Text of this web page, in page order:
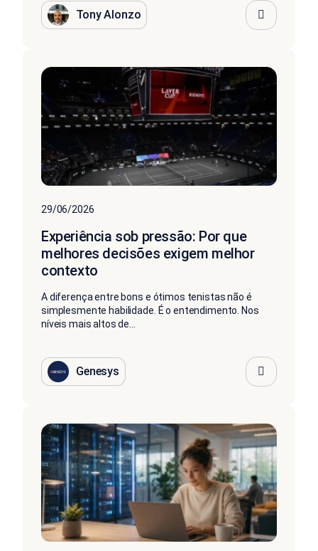
Tony Alonzo
29/06/2026
Experiência sob pressão: Por que
melhores decisões exigem melhor
contexto
A diferença entre bons e ótimos tenistas não é
simplesmente habilidade. É o entendimento. Nos
níveis mais altos de...
Genesys